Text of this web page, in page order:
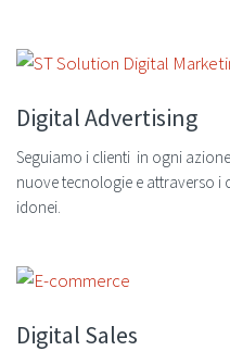
Digital Advertising
Seguiamo i clienti in ogni
nuove tecnologie e attraverso i
idonei.
Digital Sales